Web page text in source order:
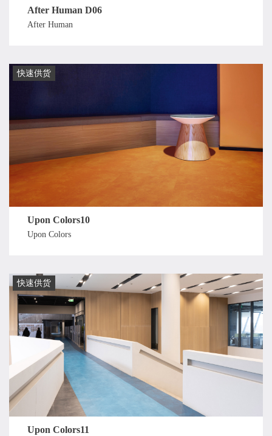
After Human D06
After Human
快速供货
Upon Colors10
Upon Colors
快速供货
Upon Colors11